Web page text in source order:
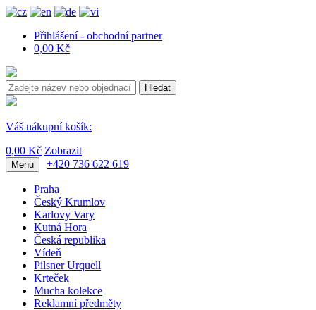
Přihlášení - obchodní partner
0,00 Kč
Hledat
Váš nákupní košík:
0,00 Kč Zobrazit
Menu +420 736 622 619
Praha
Český Krumlov
Karlovy Vary
Kutná Hora
Česká republika
Vídeň
Pilsner Urquell
Krteček
Mucha kolekce
Reklamní předměty